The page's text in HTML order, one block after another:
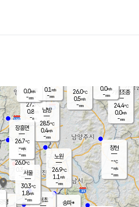
양주
27.3℃
0.8
-mm
가평조종
24.4℃
0.0m/s
-mm
26.0℃
0.5m/s
-mm
창현
-℃
-m/s
-mm
0.0m/s
-mm
광명
은평
26.0℃
0.3 m/s
- mm
노원
26.9℃
1.1 m/s
-mm
송파*
서초
남방
28.5℃
0.4m/s
-mm
장흥면
26.7℃
-m/s
-mm
0.0m/s
-mm
서울
30.3℃
1.8m/s
-mm
0.1 m/s
-mm